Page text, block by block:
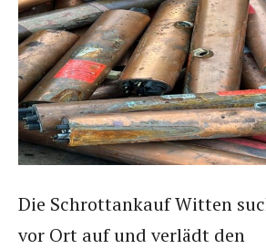
Die Schrottankauf Witten
vor Ort auf und verlädt den